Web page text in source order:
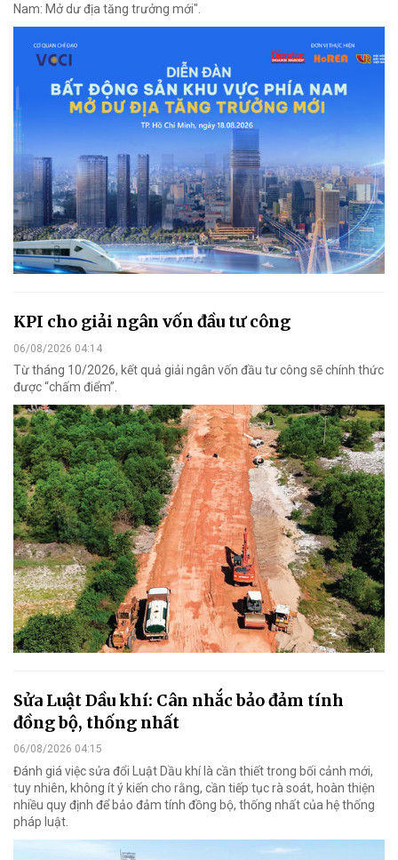
Nam: Mở dư địa tăng trưởng mới".
KPI cho giải ngân vốn đầu tư công
06/08/2026 04:14
Từ tháng 10/2026, kết quả giải ngân vốn đầu tư công sẽ chính thức
được “chấm điểm”.
Sửa Luật Dầu khí: Cân nhắc bảo đảm tính
đồng bộ, thống nhất
06/08/2026 04:15
Đánh giá việc sửa đổi Luật Dầu khí là cần thiết trong bối cảnh mới,
tuy nhiên, không ít ý kiến cho rằng, cần tiếp tục rà soát, hoàn thiện
nhiều quy định để bảo đảm tính đồng bộ, thống nhất của hệ thống
pháp luật.